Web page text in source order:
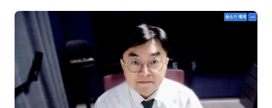
김종무
김지혜
김휘